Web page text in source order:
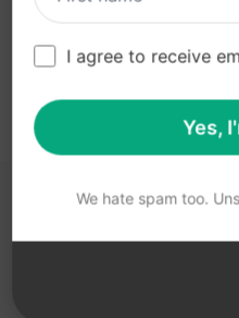
BU BAĞLANTILARI
I agree to receive
Yes,
We hate spam too.